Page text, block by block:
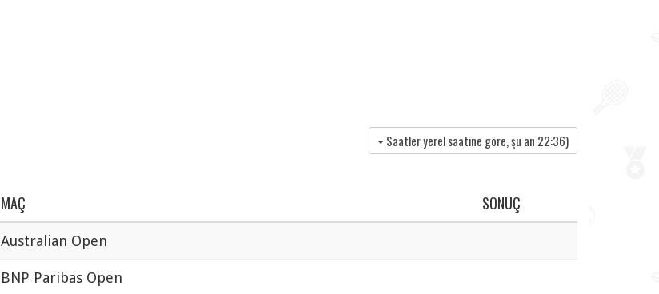
Saatler yerel saatine göre, şu an 22:36)
MAÇ SONUÇ
Australian Open
BNP Paribas Open